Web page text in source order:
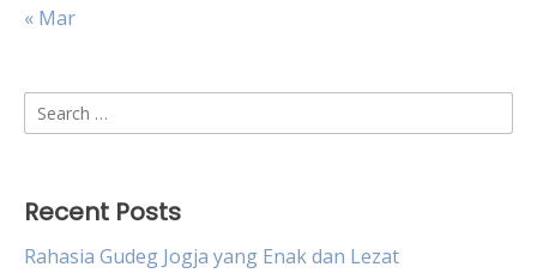
« Mar
Search
for:
Recent Posts
Rahasia Gudeg Jogja yang Enak dan Lezat